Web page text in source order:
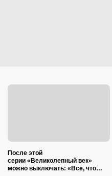
После этой
серии «Великолепный век»
можно выключать: «Все, что